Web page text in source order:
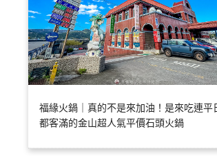
福緣火鍋｜真的不是來加油！是來吃連平
都客滿的金山超人氣平價石頭火鍋